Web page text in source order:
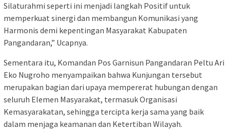
Silaturahmi seperti ini menjadi langkah Positif untuk
memperkuat sinergi dan membangun Komunikasi yang
Harmonis demi kepentingan Masyarakat Kabupaten
Pangandaran,” Ucapnya.
Sementara itu, Komandan Pos Garnisun Pangandaran Peltu Ari
Eko Nugroho menyampaikan bahwa Kunjungan tersebut
merupakan bagian dari upaya mempererat hubungan dengan
seluruh Elemen Masyarakat, termasuk Organisasi
Kemasyarakatan, sehingga tercipta kerja sama yang baik
dalam menjaga keamanan dan Ketertiban Wilayah.